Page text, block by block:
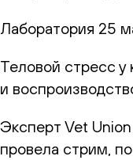
Лаборатория 25
Теловой стресс у
и
Эксперт Vet
провела стрим,